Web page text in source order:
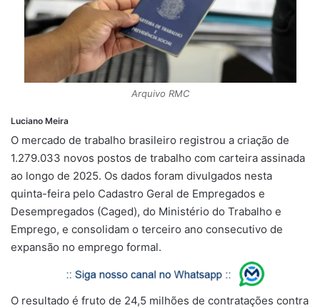
s
A
p
g
r
m
b
o
o
k
a
d
s
s
k
y
L
i
k
Arquivo RMC
Luciano Meira
O mercado de trabalho brasileiro registrou a criação de
1.279.033 novos postos de trabalho com carteira assinada
ao longo de 2025. Os dados foram divulgados nesta
quinta-feira pelo Cadastro Geral de Empregados e
Desempregados (Caged), do Ministério do Trabalho e
Emprego, e consolidam o terceiro ano consecutivo de
expansão no emprego formal.
O resultado é fruto de 24,5 milhões de contratações contra